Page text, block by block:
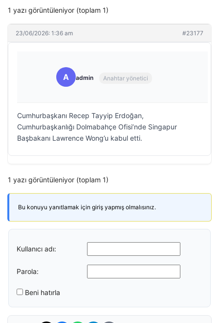
1 yazı görüntüleniyor (toplam 1)
23/06/2026: 1:36 am #23177
A admin Anahtar yönetici
Cumhurbaşkanı Recep Tayyip Erdoğan,
Cumhurbaşkanlığı Dolmabahçe Ofisi’nde Singapur
Başbakanı Lawrence Wong’u kabul etti.
1 yazı görüntüleniyor (toplam 1)
Bu konuyu yanıtlamak için giriş yapmış olmalısınız.
Kullanıcı adı:
Parola:
Beni hatırla